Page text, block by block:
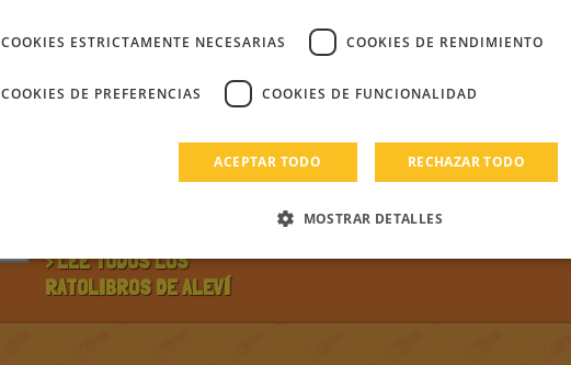
> LEE TODOS LOS
RATOLIBROS DE ALEVÍ
PUBLICADO EL: VISUALIZACIONES:
COOKIES ESTRICTAMENTE NECESARIAS COOKIES DE RENDIMIENTO
COOKIES DE PREFERENCIAS COOKIES DE FUNCIONALIDAD
ACEPTAR TODO RECHAZAR TODO
MOSTRAR DETALLES